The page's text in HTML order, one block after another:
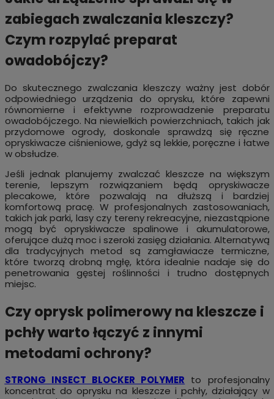
zabiegach zwalczania kleszczy?
Czym rozpylać preparat
owadobójczy?
Do skutecznego zwalczania kleszczy ważny jest dobór
odpowiedniego urządzenia do oprysku, które zapewni
równomierne i efektywne rozprowadzenie preparatu
owadobójczego. Na niewielkich powierzchniach, takich jak
przydomowe ogrody, doskonale sprawdzą się ręczne
opryskiwacze ciśnieniowe, gdyż są lekkie, poręczne i łatwe
w obsłudze.
Jeśli jednak planujemy zwalczać kleszcze na większym
terenie, lepszym rozwiązaniem będą opryskiwacze
plecakowe, które pozwalają na dłuższą i bardziej
komfortową pracę. W profesjonalnych zastosowaniach,
takich jak parki, lasy czy tereny rekreacyjne, niezastąpione
mogą być opryskiwacze spalinowe i akumulatorowe,
oferujące dużą moc i szeroki zasięg działania. Alternatywą
dla tradycyjnych metod są zamgławiacze termiczne,
które tworzą drobną mgłę, która idealnie nadaje się do
penetrowania gęstej roślinności i trudno dostępnych
miejsc.
Czy oprysk polimerowy na kleszcze i
pchły warto łączyć z innymi
metodami ochrony?
STRONG INSECT BLOCKER POLYMER to profesjonalny
koncentrat do oprysku na kleszcze i pchły, działający w